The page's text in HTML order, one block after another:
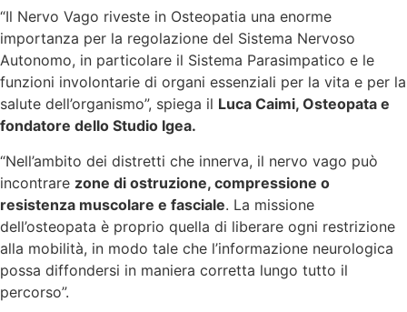
“Il Nervo Vago riveste in Osteopatia una enorme
importanza per la regolazione del Sistema Nervoso
Autonomo, in particolare il Sistema Parasimpatico e le
funzioni involontarie di organi essenziali per la vita e per la
salute dell’organismo”, spiega il Luca Caimi, Osteopata e
fondatore dello Studio Igea.
“Nell’ambito dei distretti che innerva, il nervo vago può
incontrare zone di ostruzione, compressione o
resistenza muscolare e fasciale. La missione
dell’osteopata è proprio quella di liberare ogni restrizione
alla mobilità, in modo tale che l’informazione neurologica
possa diffondersi in maniera corretta lungo tutto il
percorso”.